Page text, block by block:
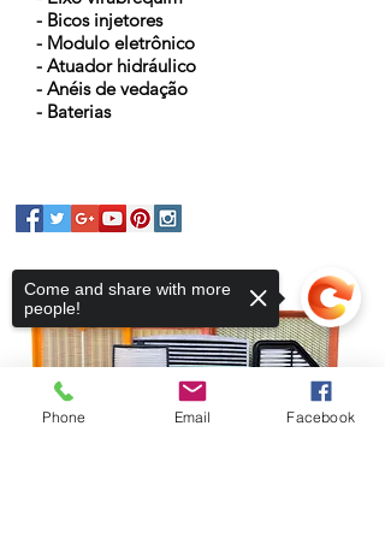
- Bicos injetores
- Modulo eletrônico
- Atuador hidráulico
- Anéis de vedação
- Baterias
Phone Email Facebook
Come and share with more
people!